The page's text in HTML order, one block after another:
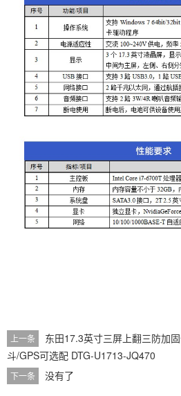
上一条
东田17.3英寸三屏上翻三防加
斗/GPS可选配 DTG-U1713-JQ470
下一条 没有了